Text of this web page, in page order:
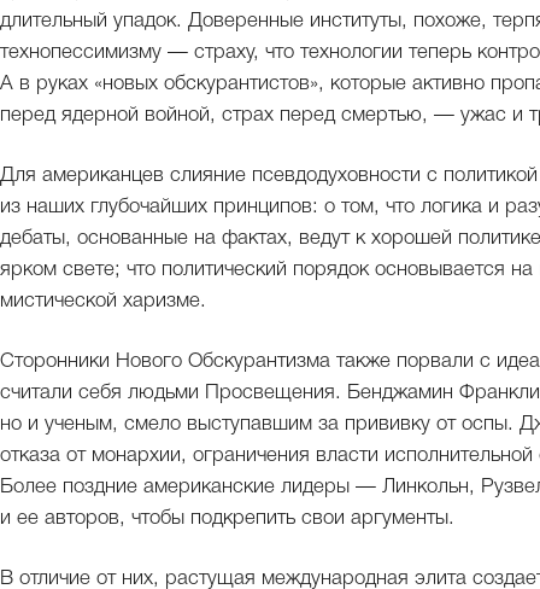
длительный упадок. Доверенные институты, похоже,
технопессимизму — страху, что технологии теперь
А в руках «новых обскурантистов», которые активно
перед ядерной войной, страх перед смертью, — ужас и
Для американцев слияние псевдодуховности с
из наших глубочайших принципов: о том, что логика и
дебаты, основанные на фактах, ведут к хорошей
ярком свете; что политический порядок основывается
мистической харизме.
Сторонники Нового Обскурантизма также порвали с
считали себя людьми Просвещения. Бенджамин
но и ученым, смело выступавшим за прививку от оспы.
отказа от монархии, ограничения власти
Более поздние американские лидеры — Линкольн,
и ее авторов, чтобы подкрепить свои аргументы.
В отличие от них, растущая международная элита